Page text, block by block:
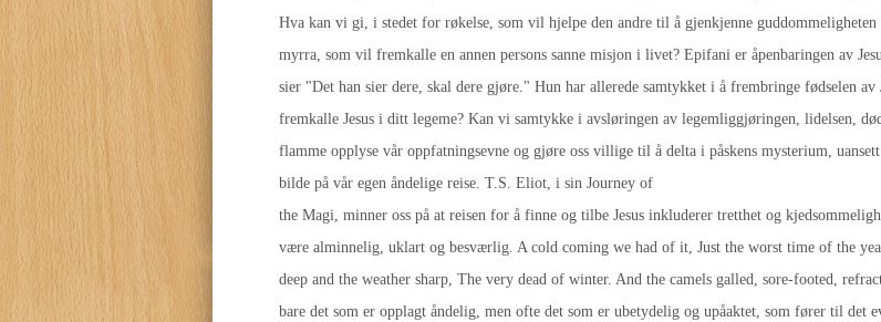
Hva kan vi gi, i stedet for røkelse, som vil hjelpe den andre til å gjenkjenne
myrra, som vil fremkalle en annen persons sanne misjon i livet? Epifani er åpenbaringen av
sier "Det han sier dere, skal dere gjøre." Hun har allerede samtykket i å frembringe fødselen
fremkalle Jesus i ditt legeme? Kan vi samtykke i avsløringen av legemliggjøringen, lidelsen,
flamme opplyse vår oppfatningsevne og gjøre oss villige til å delta i påskens mysterium,
bilde på vår egen åndelige reise. T.S. Eliot, i sin Journey of
the Magi, minner oss på at reisen for å finne og tilbe Jesus inkluderer tretthet og
være alminnelig, uklart og besværlig. A cold coming we had of it, Just the worst time of the
deep and the weather sharp, The very dead of winter. And the camels galled, sore-footed,
bare det som er opplagt åndelig, men ofte det som er ubetydelig og upåaktet, som fører til